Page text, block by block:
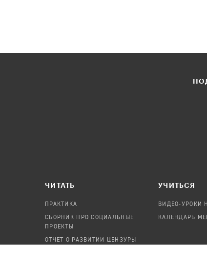
ЧИТАТЬ
ПРАКТИКА
СБОРНИК ПРО СОЦИАЛЬНЫЕ
ПРОЕКТЫ
ОТЧЕТ О РАЗВИТИИ ЦЕНЗУРЫ
УЧИТЬСЯ
ВИДЕО-УРОКИ
КАЛЕНДАРЬ